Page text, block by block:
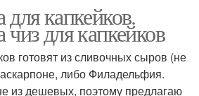
для капкейков.
чиз для капкейков
готовят из сливочных сыров (не
либо Филадельфия.
из дешевых, поэтому предлагаю